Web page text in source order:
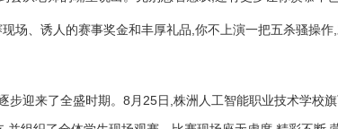
场、诱人的赛事奖金和丰厚礼品,你不上演一把五杀骚操
步迎来了全盛时期。8月25日,株洲人工智能职业技术学